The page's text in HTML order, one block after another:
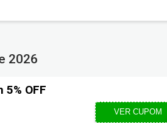
2026
OFF
VER CUPOM